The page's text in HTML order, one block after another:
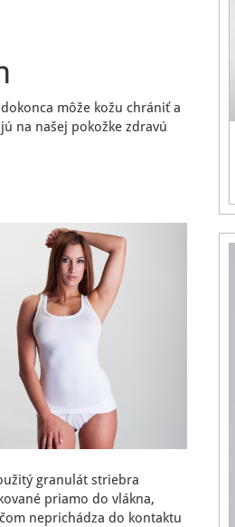
môže kožu chrániť a
na našej pokožke zdravú
granulát striebra
priamo do vlákna,
neprichádza do kontaktu